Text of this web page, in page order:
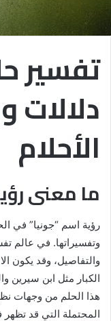
تفسير
دلالات
الأحلام
ما معنى
رؤية اسم “جونيا” في
وتفسيراتها. في عالم
والتفاصيل، وقد يكون
الكبار مثل ابن سيرين
هذا الحلم من وجهات
المحتملة التي قد تظهر